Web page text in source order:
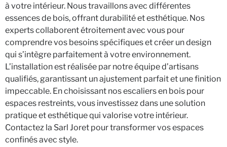
à votre intérieur. Nous travaillons avec différentes
essences de bois, offrant durabilité et esthétique. Nos
experts collaborent étroitement avec vous pour
comprendre vos besoins spécifiques et créer un design
qui s’intègre parfaitement à votre environnement.
L’installation est réalisée par notre équipe d’artisans
qualifiés, garantissant un ajustement parfait et une finition
impeccable. En choisissant nos escaliers en bois pour
espaces restreints, vous investissez dans une solution
pratique et esthétique qui valorise votre intérieur.
Contactez la Sarl Joret pour transformer vos espaces
confinés avec style.